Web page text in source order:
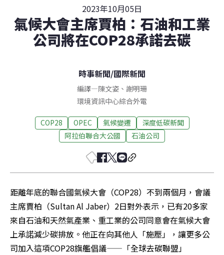
2023年10月05日
氣候大會主席賈柏：石油和工業
公司將在COP28承諾去碳
時事新聞/國際新聞
編譯—陳文姿 、 謝明珊
環境資訊中心綜合外電
COP28 OPEC 氣候變遷
深度低碳新聞
阿拉伯聯合大公國
石油公司
距離年底的聯合國氣候大會（COP28）不到兩個月，會議
主席賈柏（Sultan Al Jaber）2日對外表示，已有20多家
來自石油和天然氣產業、重工業的公司同意會在氣候大會
上承諾減少碳排放。他正在向其他人「施壓」，讓更多公
司加入這項COP28旗艦倡議——「全球去碳聯盟」